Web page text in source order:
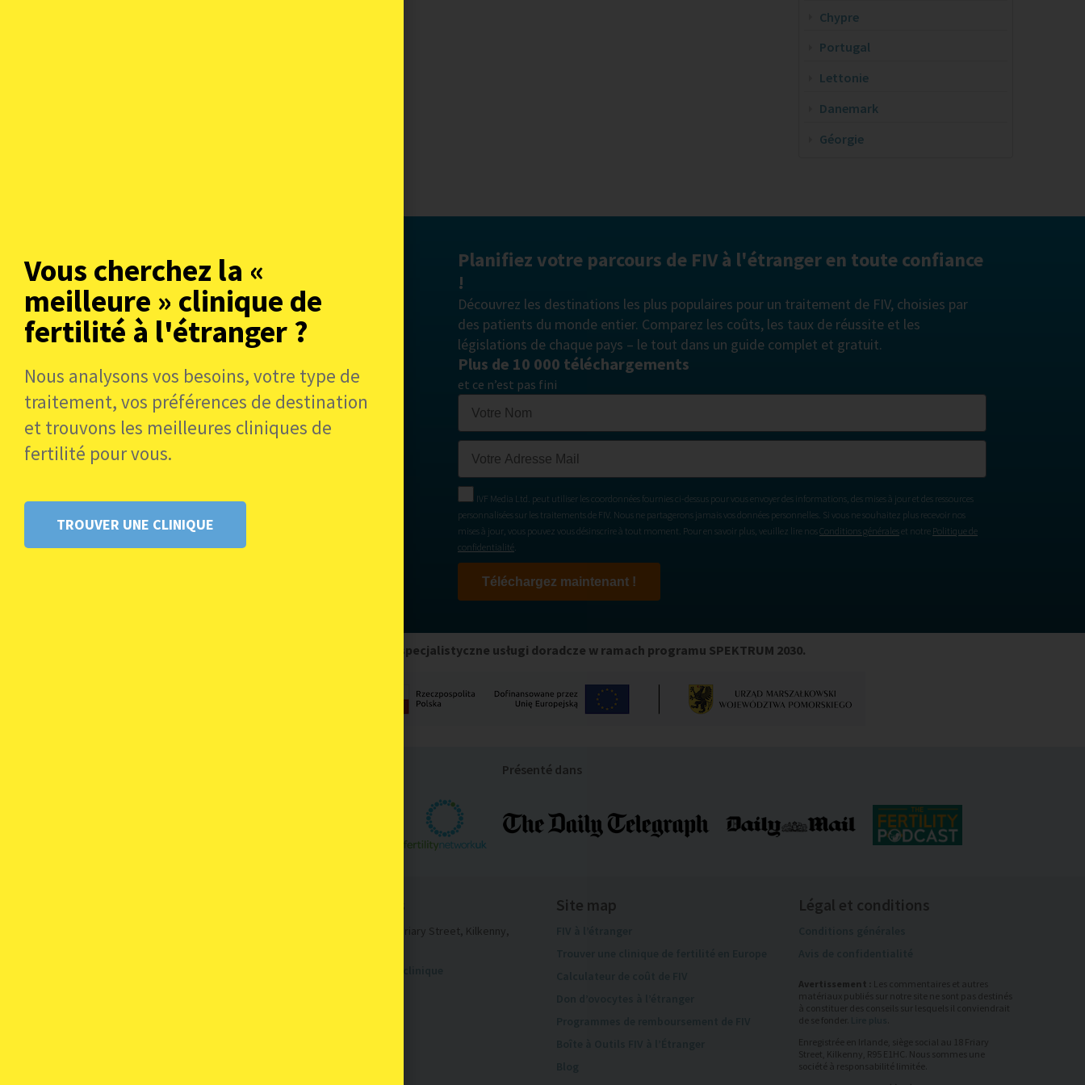
Chypre
Portugal
Lettonie
Danemark
Géorgie
Planifiez votre parcours de FIV à l'étranger en toute confiance
!
Découvrez les destinations les plus populaires pour un traitement de FIV, choisies par
des patients du monde entier. Comparez les coûts, les taux de réussite et les
législations de chaque pays – le tout dans un guide complet et gratuit.
Plus de 10 000 téléchargements
et ce n’est pas fini
IVF Media Ltd. peut utiliser les coordonnées fournies ci-dessus pour vous envoyer des informations, des mises à jour et des ressources
personnalisées sur les traitements de FIV. Nous ne partagerons jamais vos données personnelles. Si vous ne souhaitez plus recevoir nos
mises à jour, vous pouvez vous désinscrire à tout moment. Pour en savoir plus, veuillez lire nosConditions généraleset notre Politique de
confidentialité.
Téléchargez maintenant !
Grant otrzymany na specjalistyczne usługi doradcze w ramach programu SPEKTRUM 2030.
Présenté dans
18 Friary Street, Kilkenny,
Site map Légal et conditions
Avertissement :
Les commentaires et autres
matériaux publiés sur notre site ne sont pas destinés
à constituer des conseils sur lesquels il conviendrait
de se fonder.
Enregistrée en Irlande, siège social au 18 Friary
Street, Kilkenny, R95 E1HC. Nous sommes une
société à responsabilité limitée.
Vous cherchez la «
meilleure » clinique de
fertilité à l'étranger ?
Nous analysons vos besoins, votre type de
traitement, vos préférences de destination
et trouvons les meilleures cliniques de
fertilité pour vous.
TROUVER UNE CLINIQUE